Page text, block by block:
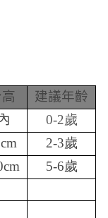
建議年齡
0-2歲
2-3歲
5-6歲